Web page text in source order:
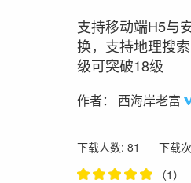
支持移动端H5与
换，支持地理搜
级可突破18级
作者： 西海岸老富
下载人数: 81 下载
（1）